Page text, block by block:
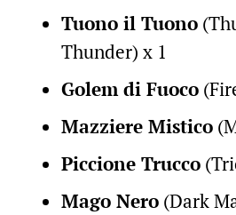
Tuono il Tuono
Thunder) x 1
Golem di Fuoco
Mazziere Mistico
Piccione Trucco
Mago Nero(Dark